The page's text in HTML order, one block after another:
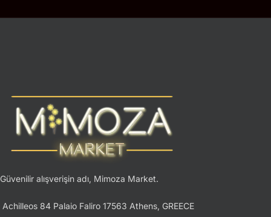
Güvenilir alışverişin adı, Mimoza Market.
Achilleos 84 Palaio Faliro 17563 Athens, GREECE